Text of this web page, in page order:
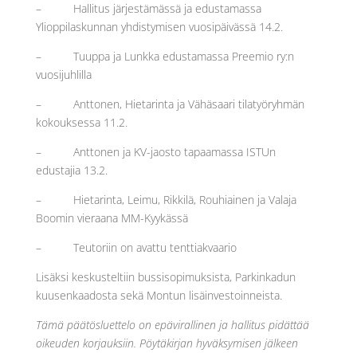
– Hallitus järjestämässä ja edustamassa
Ylioppilaskunnan yhdistymisen vuosipäivässä 14.2.
– Tuuppa ja Lunkka edustamassa Preemio ry:n
vuosijuhlilla
– Anttonen, Hietarinta ja Vähäsaari tilatyöryhmän
kokouksessa 11.2.
– Anttonen ja KV-jaosto tapaamassa ISTUn
edustajia 13.2.
– Hietarinta, Leimu, Rikkilä, Rouhiainen ja Valaja
Boomin vieraana MM-Kyykässä
– Teutoriin on avattu tenttiakvaario
Lisäksi keskusteltiin bussisopimuksista, Parkinkadun
kuusenkaadosta sekä Montun lisäinvestoinneista.
Tämä päätösluettelo on epävirallinen ja hallitus pidättää
oikeuden korjauksiin. Pöytäkirjan hyväksymisen jälkeen